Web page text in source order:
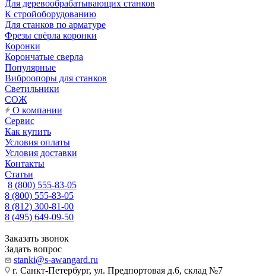
Для деревообрабатывающих станков
К стройоборудованию
Для станков по арматуре
Фрезы свёрла коронки
Коронки
Корончатые сверла
Популярные
Виброопоры для станков
Светильники
СОЖ
О компании
Сервис
Как купить
Условия оплаты
Условия доставки
Контакты
Статьи
8 (800) 555-83-05
8 (800) 555-83-05
8 (812) 300-81-00
8 (495) 649-09-50
Заказать звонок
Задать вопрос
stanki@s-awangard.ru
г. Санкт-Петербург, ул. Предпортовая д.6, склад №7